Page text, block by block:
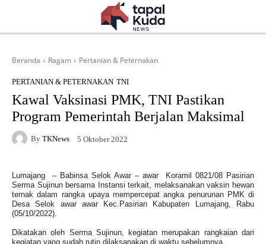
Beranda Ragam Pertanian & Peternakan
PERTANIAN & PETERNAKAN TNI
Kawal Vaksinasi PMK, TNI Pastikan
Program Pemerintah Berjalan Maksimal
By TKNews 5 Oktober 2022
Lumajang – Babinsa Selok Awar – awar
Koramil 0821/08 Pasirian
Serma Sujinun bersama Instansi terkait, melaksanakan vaksin hewan
ternak dalam rangka upaya mempercepat angka penurunan PMK di
Desa Selok awar awar Kec.Pasirian Kabupaten Lumajang, Rabu
(05/10/2022).
Dikatakan oleh Serma Sujinun, kegiatan merupakan rangkaian dari
kegiatan yang sudah rutin dilaksanakan di waktu sebelumnya.